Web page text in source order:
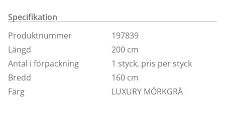
ligga i, där sömnkvalitet ger livskvalitet. Finns i 8
Ben och bäddmadrass ingår ej.
Specifikation
Produktnummer
197839
Längd
200 cm
Antal i förpackning
1 styck, pris per styck
Bredd
160 cm
Färg
LUXURY MÖRKGRÅ